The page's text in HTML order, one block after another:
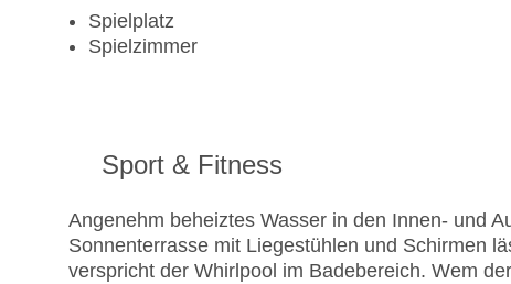
Spielplatz
Spielzimmer
Sport & Fitness
Angenehm beheiztes Wasser in den Innen- und
Sonnenterrasse mit Liegestühlen und Schirmen
verspricht der Whirlpool im Badebereich. Wem